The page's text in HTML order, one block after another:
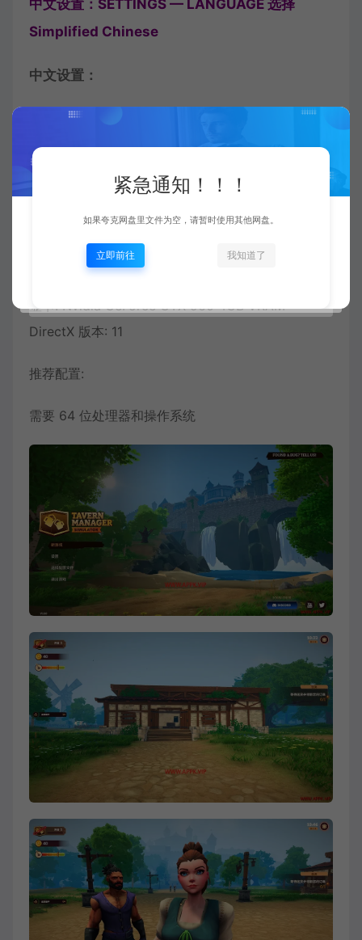
中文设置：SETTINGS — LANGUAGE 选择
Simplified Chinese
中文设置：
系统需求：
最低配置:
操作系统: Windows 10 64-bit
处理器: Intel Core i3 3.0 GHz or Ryzen 3xxx
显卡: Nvidia GeForce GTX 960 4GB VRAM
DirectX 版本: 11
推荐配置:
需要 64 位处理器和操作系统
紧急通知！！！
如果夸克网盘里文件为空，请暂时使用其他网盘。
立即前往 我知道了